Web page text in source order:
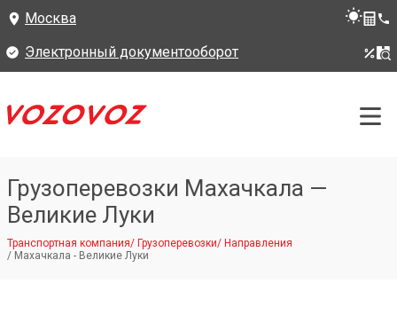
Москва
Электронный документооборот
Грузоперевозки Махачкала —
Великие Луки
Транспортная компания/ Грузоперевозки/ Направления
/ Махачкала - Великие Луки